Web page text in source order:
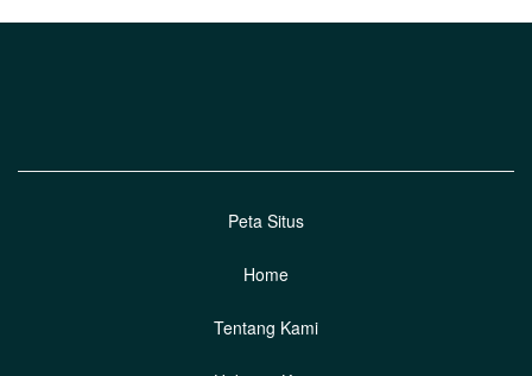
Peta Situs
Home
Tentang Kami